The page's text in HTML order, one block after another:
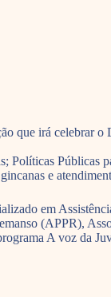
que irá celebrar
Políticas Públicas
e
em
(APPR),
A voz da